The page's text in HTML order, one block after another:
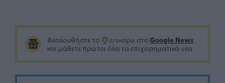
Ακολουθήστε το στο Google News
και μάθετε πρώτοι όλα τα επιχειρηματικά νέα